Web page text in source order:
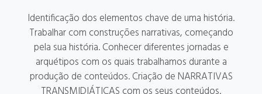
Identificação dos elementos chave de uma história.
Trabalhar com construções narrativas, começando
pela sua história. Conhecer diferentes jornadas e
arquétipos com os quais trabalhamos durante a
produção de conteúdos. Criação de NARRATIVAS